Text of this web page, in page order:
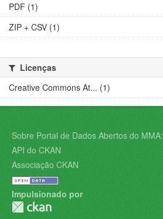
PDF (1)
ZIP + CSV (1)
Licenças
Creative Commons At... (1)
Sobre Portal de Dados Abertos do MMA:
API do CKAN
Associação CKAN
Impulsionado por